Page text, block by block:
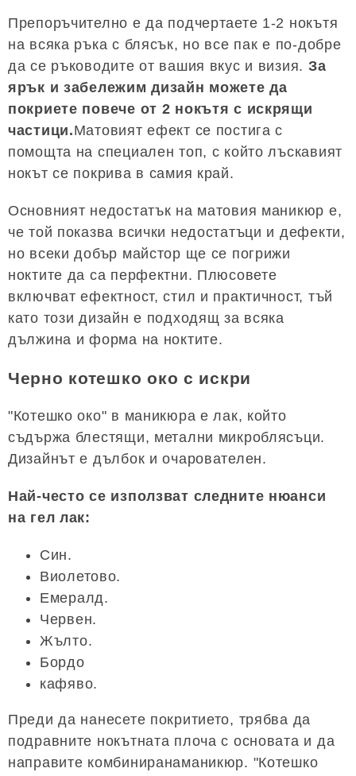
Препоръчително е да подчертаете 1-2 нокътя
на всяка ръка с блясък, но все пак е по-добре
да се ръководите от вашия вкус и визия. За
ярък и забележим дизайн можете да
покриете повече от 2 нокътя с искрящи
частици.Матовият ефект се постига с
помощта на специален топ, с който лъскавият
нокът се покрива в самия край.
Основният недостатък на матовия маникюр е,
че той показва всички недостатъци и дефекти,
но всеки добър майстор ще се погрижи
ноктите да са перфектни. Плюсовете
включват ефектност, стил и практичност, тъй
като този дизайн е подходящ за всяка
дължина и форма на ноктите.
Черно котешко око с искри
"Котешко око" в маникюра е лак, който
съдържа блестящи, метални микроблясъци.
Дизайнът е дълбок и очарователен.
Най-често се използват следните нюанси
на гел лак:
Син.
Виолетово.
Емералд.
Червен.
Жълто.
Бордо
кафяво.
Преди да нанесете покритието, трябва да
подравните нокътната плоча с основата и да
направите комбиниранаманикюр. "Котешко